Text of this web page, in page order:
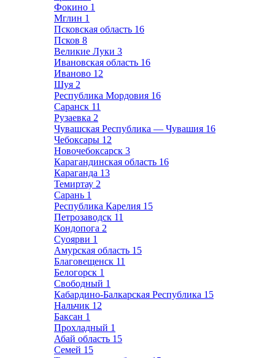
Фокино 1
Мглин 1
Псковская область 16
Псков 8
Великие Луки 3
Ивановская область 16
Иваново 12
Шуя 2
Республика Мордовия 16
Саранск 11
Рузаевка 2
Чувашская Республика — Чувашия 16
Чебоксары 12
Новочебоксарск 3
Карагандинская область 16
Караганда 13
Темиртау 2
Сарань 1
Республика Карелия 15
Петрозаводск 11
Кондопога 2
Суоярви 1
Амурская область 15
Благовещенск 11
Белогорск 1
Свободный 1
Кабардино-Балкарская Республика 15
Нальчик 12
Баксан 1
Прохладный 1
Абай область 15
Семей 15